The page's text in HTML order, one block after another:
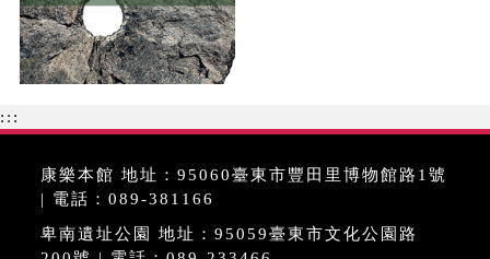
:::
康樂本館 地址：95060臺東市豐田里博物館路1號
| 電話：089-381166
卑南遺址公園 地址：95059臺東市文化公園路